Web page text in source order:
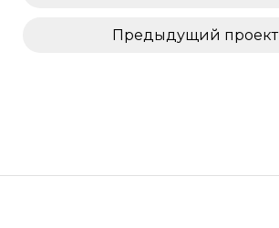
Предыдущий проект